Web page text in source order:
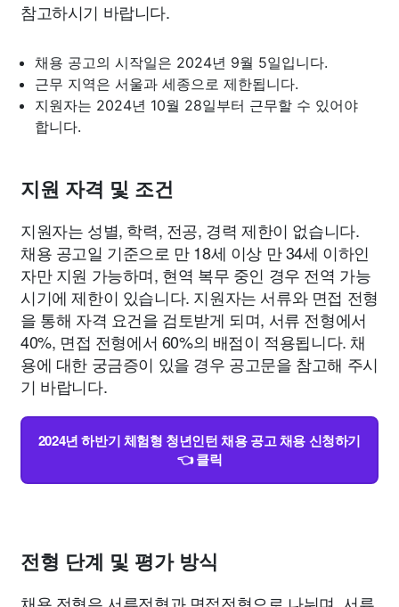
참고하시기 바랍니다.
채용 공고의 시작일은 2024년 9월 5일입니다.
근무 지역은 서울과 세종으로 제한됩니다.
지원자는 2024년 10월 28일부터 근무할 수 있어야
합니다.
지원 자격 및 조건
지원자는 성별, 학력, 전공, 경력 제한이 없습니다.
채용 공고일 기준으로 만 18세 이상 만 34세 이하인
자만 지원 가능하며, 현역 복무 중인 경우 전역 가능
시기에 제한이 있습니다. 지원자는 서류와 면접 전형
을 통해 자격 요건을 검토받게 되며, 서류 전형에서
40%, 면접 전형에서 60%의 배점이 적용됩니다. 채
용에 대한 궁금증이 있을 경우 공고문을 참고해 주시
기 바랍니다.
2024년 하반기 체험형 청년인턴 채용 공고 채용 신청하기
👈 클릭
전형 단계 및 평가 방식